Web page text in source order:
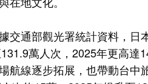
交通部觀光署統計資料，日
萬人次，2025年更高達
航線逐步拓展，也帶動台